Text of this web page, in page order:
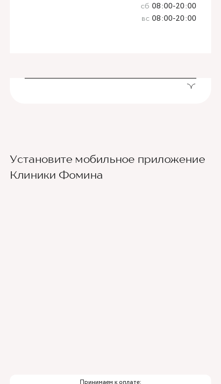
сб 08:00-20:00
вс 08:00-20:00
Установите мобильное приложение
Клиники Фомина